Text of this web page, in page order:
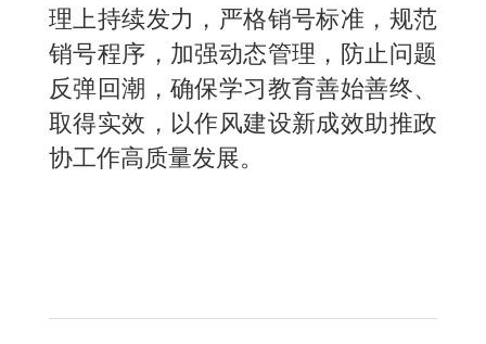
理上持续发力，严格销号标准，规范
销号程序，加强动态管理，防止问题
反弹回潮，确保学习教育善始善终、
取得实效，以作风建设新成效助推政
协工作高质量发展。